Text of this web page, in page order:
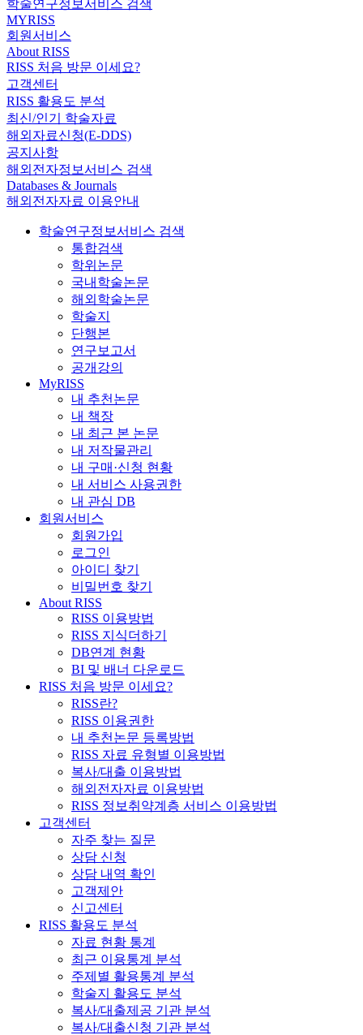
학술연구정보서비스 검색
MYRISS
회원서비스
About RISS
RISS 처음 방문 이세요?
고객센터
RISS 활용도 분석
최신/인기 학술자료
해외자료신청(E-DDS)
공지사항
해외전자정보서비스 검색
Databases & Journals
해외전자자료 이용안내
학술연구정보서비스 검색
통합검색
학위논문
국내학술논문
해외학술논문
학술지
단행본
연구보고서
공개강의
MyRISS
내 추천논문
내 책장
내 최근 본 논문
내 저작물관리
내 구매·신청 현황
내 서비스 사용권한
내 관심 DB
회원서비스
회원가입
로그인
아이디 찾기
비밀번호 찾기
About RISS
RISS 이용방법
RISS 지식더하기
DB연계 현황
BI 및 배너 다운로드
RISS 처음 방문 이세요?
RISS란?
RISS 이용권한
내 추천논문 등록방법
RISS 자료 유형별 이용방법
복사/대출 이용방법
해외전자자료 이용방법
RISS 정보취약계층 서비스 이용방법
고객센터
자주 찾는 질문
상담 신청
상담 내역 확인
고객제안
신고센터
RISS 활용도 분석
자료 현황 통계
최근 이용통계 분석
주제별 활용통계 분석
학술지 활용도 분석
복사/대출제공 기관 분석
복사/대출신청 기관 분석